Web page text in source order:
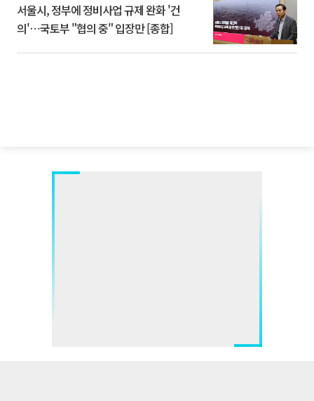
서울시, 정부에 정비사업 규제 완화 '건
의'⋯국토부 "협의 중" 입장만 [종합]